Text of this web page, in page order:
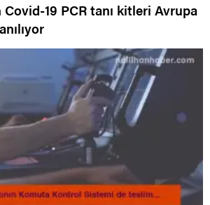
19 PCR tanı kitleri Avrupa